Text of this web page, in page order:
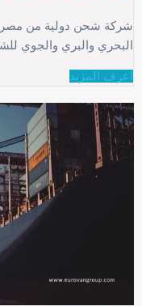
شركة شحن دولية من مصر
البحري والبري والجوي
اعرف المزيد